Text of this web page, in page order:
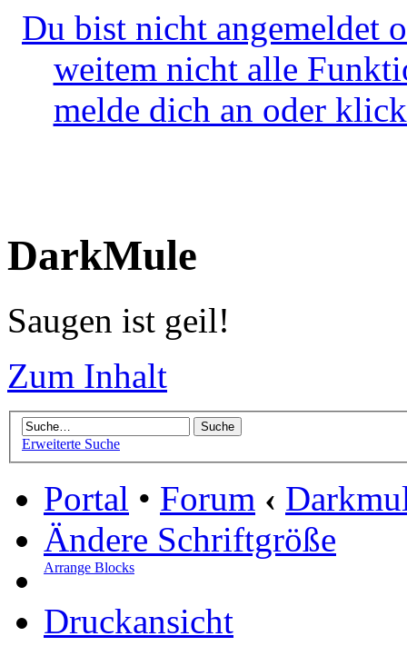
Du bist nicht angemeldet
weitem nicht alle
melde dich an oder
DarkMule
Saugen ist geil!
Zum Inhalt
Erweiterte Suche
Portal • Forum ‹
Ändere Schriftgröße
Arrange Blocks
Druckansicht